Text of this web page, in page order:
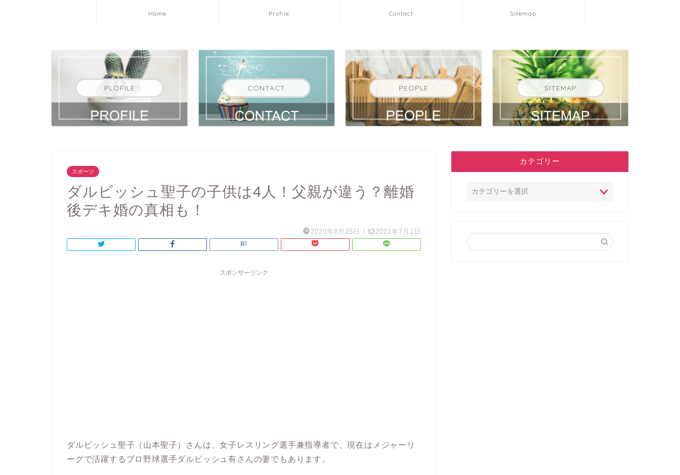
Home Profile Contact Sitemap
PLOFILE CONTACT PEOPLE SITEMAP
スポーツ
ダルビッシュ聖子の子供は4人！父親が違う？離婚
後デキ婚の真相も！
2020年8月25日 / 2021年7月1日
スポンサーリンク
ダルビッシュ聖子（山本聖子）さんは、女子レスリング選手兼指導者で、現在はメジャーリ
ーグで活躍するプロ野球選手ダルビッシュ有さんの妻でもあります。
カテゴリー